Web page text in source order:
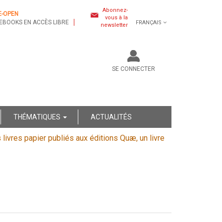
OPEN
EN ACCÈS LIBRE
Abonnez-
vous à la
newsletter
FRANÇAIS
SE CONNECTER
THÉMATIQUES ACTUALITÉS
livres papier publiés aux éditions Quæ, un livre